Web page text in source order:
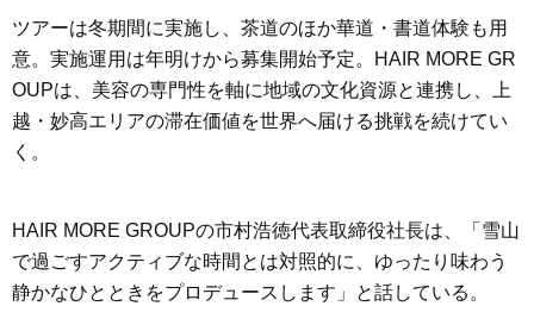
ツアーは冬期間に実施し、茶道のほか華道・書道体験も用
意。実施運用は年明けから募集開始予定。HAIR MORE GR
OUPは、美容の専門性を軸に地域の文化資源と連携し、上
越・妙高エリアの滞在価値を世界へ届ける挑戦を続けてい
く。
HAIR MORE GROUPの市村浩徳代表取締役社長は、「雪山
で過ごすアクティブな時間とは対照的に、ゆったり味わう
静かなひとときをプロデュースします」と話している。